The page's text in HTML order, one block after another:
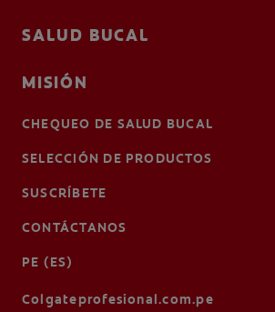
SALUD BUCAL
MISIÓN
CHEQUEO DE SALUD BUCAL
SELECCIÓN DE PRODUCTOS
SUSCRÍBETE
CONTÁCTANOS
PE (ES)
Colgateprofesional.com.pe